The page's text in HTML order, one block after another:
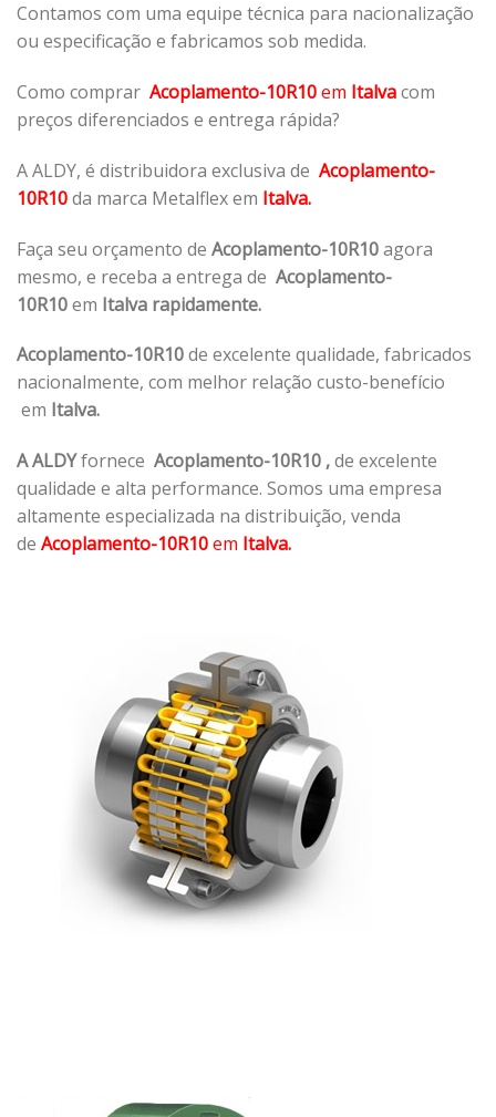
Contamos com uma equipe técnica para nacionalização
ou especificação e fabricamos sob medida.
Como comprar Acoplamento-10R10em Italvacom
preços diferenciados e entrega rápida?
A ALDY, é distribuidora exclusiva de Acoplamento-
10R10da marca Metalflex em Italva.
Faça seu orçamento de Acoplamento-10R10agora
mesmo, e receba a entrega de Acoplamento-
10R10em Italva rapidamente.
Acoplamento-10R10de excelente qualidade, fabricados
nacionalmente, com melhor relação custo-benefício
em Italva.
A ALDYfornece Acoplamento-10R10 ,de excelente
qualidade e alta performance. Somos uma empresa
altamente especializada na distribuição, venda
de Acoplamento-10R10em Italva.